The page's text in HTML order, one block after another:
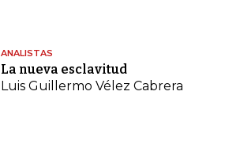
ANALISTAS
La nueva esclavitud
Luis Guillermo Vélez Cabrera